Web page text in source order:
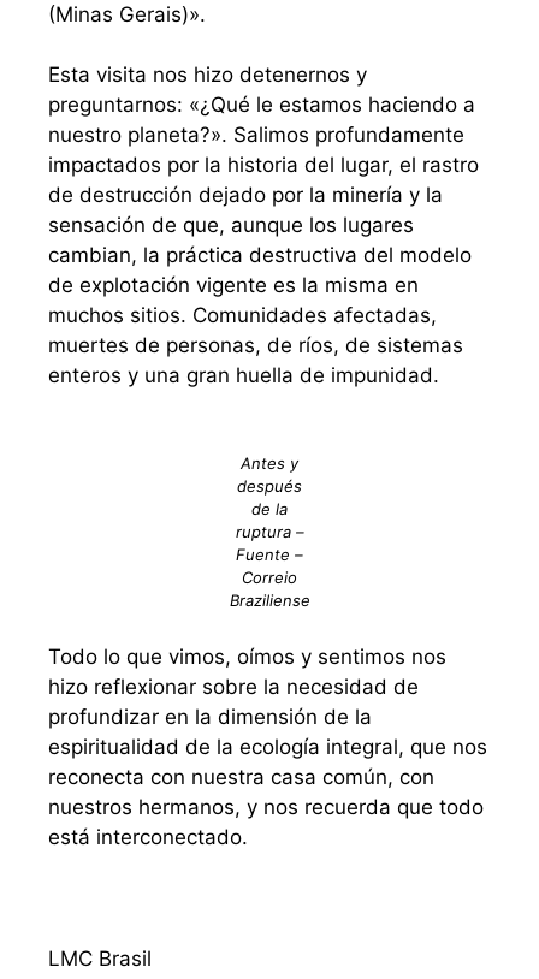
(Minas Gerais)».
Esta visita nos hizo detenernos y
preguntarnos: «¿Qué le estamos haciendo a
nuestro planeta?». Salimos profundamente
impactados por la historia del lugar, el rastro
de destrucción dejado por la minería y la
sensación de que, aunque los lugares
cambian, la práctica destructiva del modelo
de explotación vigente es la misma en
muchos sitios. Comunidades afectadas,
muertes de personas, de ríos, de sistemas
enteros y una gran huella de impunidad.
Antes y
después
de la
ruptura –
Fuente –
Correio
Braziliense
Todo lo que vimos, oímos y sentimos nos
hizo reflexionar sobre la necesidad de
profundizar en la dimensión de la
espiritualidad de la ecología integral, que nos
reconecta con nuestra casa común, con
nuestros hermanos, y nos recuerda que todo
está interconectado.
LMC Brasil